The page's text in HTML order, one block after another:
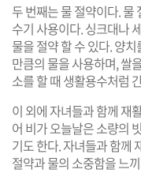
두 번째는 물 절약이다. 물
수기 사용이다. 싱크대나
물을 절약 할 수 있다. 양
만큼의 물을 사용하며, 쌀
소를 할 때 생활용수처럼
이 외에 자녀들과 함께 재
어 비가 오늘날은 소량의
기도 한다. 자녀들과 함께
절약과 물의 소중함을 느